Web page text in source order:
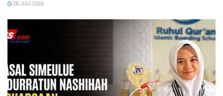
28 JULI 2026